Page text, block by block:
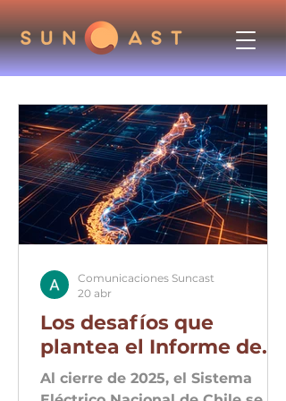
Los desafíos que
plantea el Informe de
Cumplimiento 2025 del
Coordinador Eléctrico
Al cierre de 2025, el Sistema
Comunicaciones Suncast
20 abr